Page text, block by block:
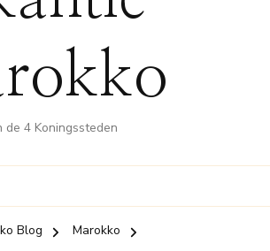
de 4 Koningssteden
Blog
Marokko